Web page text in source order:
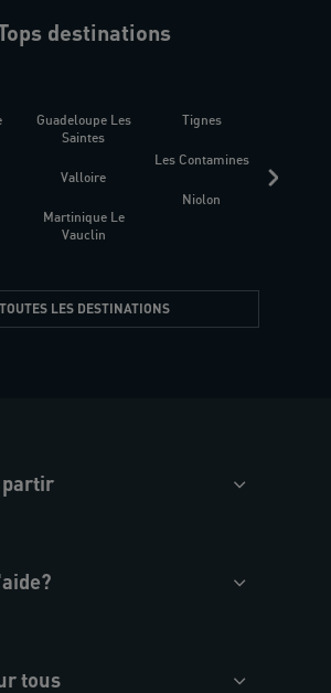
destinations
Guadeloupe Les
Saintes
Valloire
Martinique Le
Vauclin
Tignes
Les Contamines
Niolon
TOUTES LES DESTINATIONS
partir
tous